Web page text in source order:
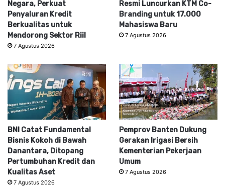
Negara, Perkuat
Penyaluran Kredit
Berkualitas untuk
Mendorong Sektor Riil
7 Agustus 2026
Resmi Luncurkan KTM Co-
Branding untuk 17.000
Mahasiswa Baru
7 Agustus 2026
BNI Catat Fundamental
Bisnis Kokoh di Bawah
Danantara, Ditopang
Pertumbuhan Kredit dan
Kualitas Aset
7 Agustus 2026
Pemprov Banten Dukung
Gerakan Irigasi Bersih
Kementerian Pekerjaan
Umum
7 Agustus 2026